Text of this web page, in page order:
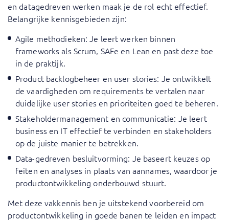
en datagedreven werken maak je de rol echt effectief.
Belangrijke kennisgebieden zijn:
Agile methodieken: Je leert werken binnen
frameworks als Scrum, SAFe en Lean en past deze toe
in de praktijk.
Product backlogbeheer en user stories: Je ontwikkelt
de vaardigheden om requirements te vertalen naar
duidelijke user stories en prioriteiten goed te beheren.
Stakeholdermanagement en communicatie: Je leert
business en IT effectief te verbinden en stakeholders
op de juiste manier te betrekken.
Data-gedreven besluitvorming: Je baseert keuzes op
feiten en analyses in plaats van aannames, waardoor je
productontwikkeling onderbouwd stuurt.
Met deze vakkennis ben je uitstekend voorbereid om
productontwikkeling in goede banen te leiden en impact